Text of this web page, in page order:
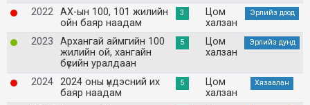
2022 АХ-ын 100, 101 жилийн
ойн баяр наадам
3
Цом
халзан
Эрлийз доод
2023
Архангай аймгийн 100
жилийн ой, хангайн
бүсийн уралдаан
5
Цом
халзан
Эрлийз дунд
2024 2024 оны үндэсний их
баяр наадам
5
Цом
халзан
Хязаалан